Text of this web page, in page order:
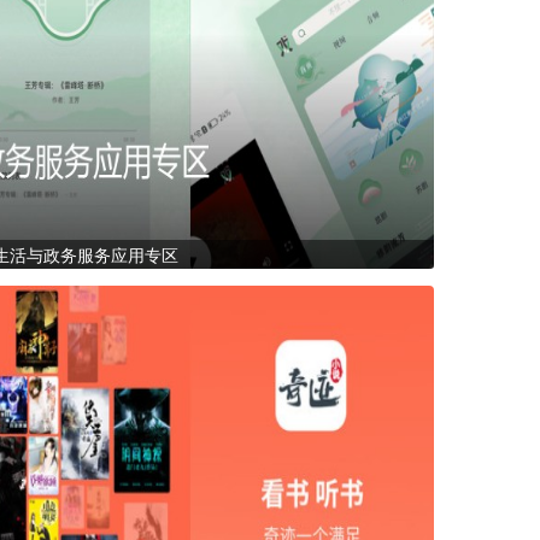
活与政务服务应用专区